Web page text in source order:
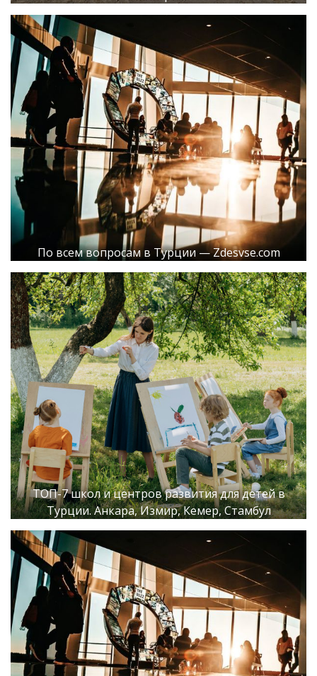
По всем вопросам в Турции — Zdesvse.com
ТОП-7 школ и центров развития для детей в
Турции. Анкара, Измир, Кемер, Стамбул